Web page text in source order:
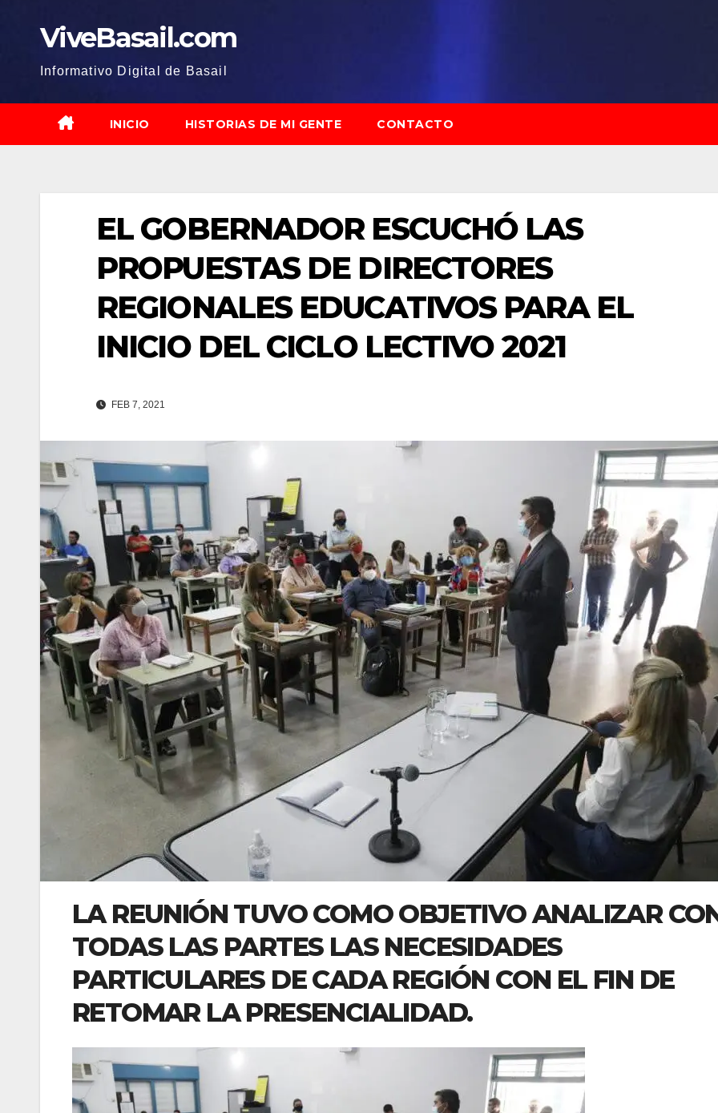
ViveBasail.com
Informativo Digital de Basail
INICIO HISTORIAS DE MI GENTE CONTACTO
EL GOBERNADOR ESCUCHÓ LAS
PROPUESTAS DE DIRECTORES
REGIONALES EDUCATIVOS PARA EL
INICIO DEL CICLO LECTIVO 2021
FEB 7, 2021
LA REUNIÓN TUVO COMO OBJETIVO ANALIZAR
TODAS LAS PARTES LAS NECESIDADES
PARTICULARES DE CADA REGIÓN CON EL FIN DE
RETOMAR LA PRESENCIALIDAD.